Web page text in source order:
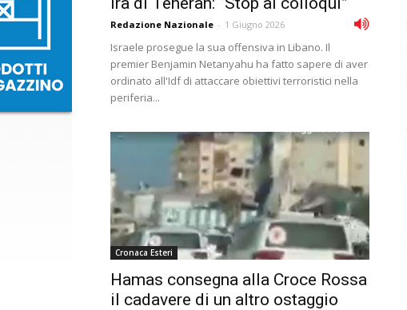
Redazione Nazionale - 1 Giugno 2026
Israele prosegue la sua offensiva in Libano. Il
premier Benjamin Netanyahu ha fatto sapere di aver
ordinato all'Idf di attaccare obiettivi terroristici nella
periferia...
Cronaca Esteri
Hamas consegna alla Croce Rossa
il cadavere di un altro ostaggio